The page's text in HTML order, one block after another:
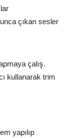
çıkan sesler
çalış.
kullanarak trim
yapılıp